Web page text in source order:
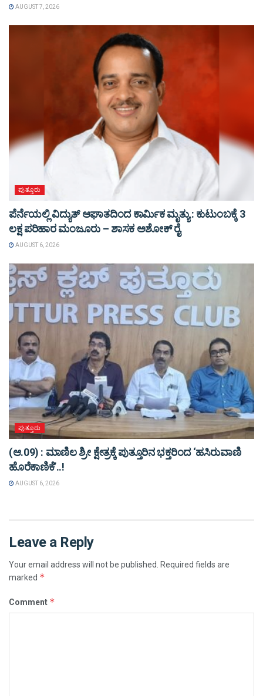
AUGUST 7, 2026
ಪುತ್ತೂರು
ಪೆರ್ನೆಯಲ್ಲಿ ವಿದ್ಯುತ್ ಆಘಾತದಿಂದ ಕಾರ್ಮಿಕ ಮೃತ್ಯು : ಕುಟುಂಬಕ್ಕೆ 3
ಲಕ್ಷ ಪರಿಹಾರ ಮಂಜೂರು – ಶಾಸಕ ಅಶೋಕ್ ರೈ
AUGUST 6, 2026
ಪುತ್ತೂರು
(ಆ.09) : ಮಾಣಿಲ ಶ್ರೀ ಕ್ಷೇತ್ರಕ್ಕೆ ಪುತ್ತೂರಿನ ಭಕ್ತರಿಂದ ‘ಹಸಿರುವಾಣಿ
ಹೊರೆಕಾಣಿಕೆ’..!
AUGUST 6, 2026
Leave a Reply
Your email address will not be published.
Required fields are
marked *
Comment *